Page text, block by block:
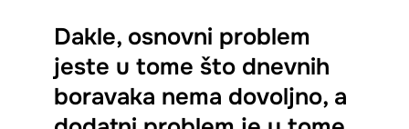
Dakle, osnovni problem
jeste u tome što dnevnih
boravaka nema dovoljno, a